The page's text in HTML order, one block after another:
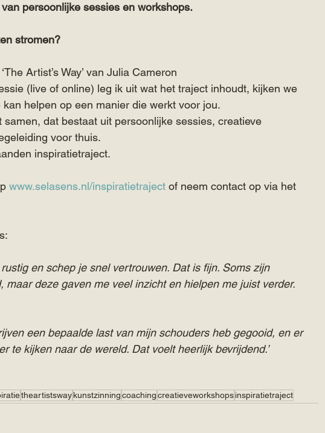
persoonlijke sessies en workshops.
stromen?
Artist’s Way’ van Julia Cameron
(live of online) leg ik uit wat het traject inhoudt, kijken we
helpen op een manier die werkt voor jou.
samen, dat bestaat uit persoonlijke sessies, creatieve
voor thuis.
inspiratietraject.
www.selasens.nl/inspiratietraject of neem contact op via het
en schep je snel vertrouwen. Dat is fijn. Soms zijn
maar deze gaven me veel inzicht en hielpen me juist verder.
een bepaalde last van mijn schouders heb gegooid, en er
te kijken naar de wereld. Dat voelt heerlijk bevrijdend.’
theartistswaykunstzinningcoachingcreatieveworkshopsinspiratietraject